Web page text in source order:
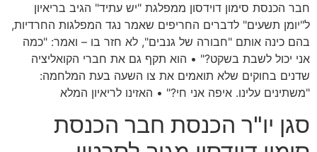
חבר הכנסת סימון דוידסון ממפלגת "יש עתיד" הגיב בריאיון
ל"יומן תשעים" לדברים החריפים שאמר נגד המפלגות החרדיות,
בהם כינה אותם "חבורה של גנבים", לא חזר בו – ואמר: "כמה
אני יכול לשבת בשקט?" • הוא תקף גם את חברי הקואליציה
שדנים בחוקים שלא תואמים את צו השעה בעת המלחמה:
"משתינים עלינו. איפה אני חי?" • האזינו לריאיון המלא
סגן יו"ר הכנסת חבר הכנסת